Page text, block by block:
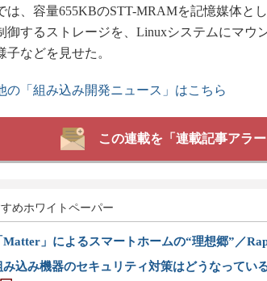
、容量655KBのSTT-MRAMを記憶媒体と
御するストレージを、Linuxシステムにマウ
子などを見せた。
の「組み込み開発ニュース」はこちら
この連載を「連載記事アラ
めホワイトペーパー
Matter」によるスマートホームの“理想郷”／
み込み機器のセキュリティ対策はどうなってい